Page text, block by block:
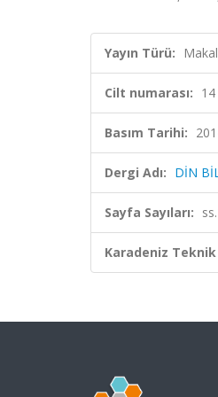
Yayın Türü:
Cilt numarası: 14
Basım Tarihi:
Dergi Adı: DİN
Sayfa Sayıları:
Karadeniz